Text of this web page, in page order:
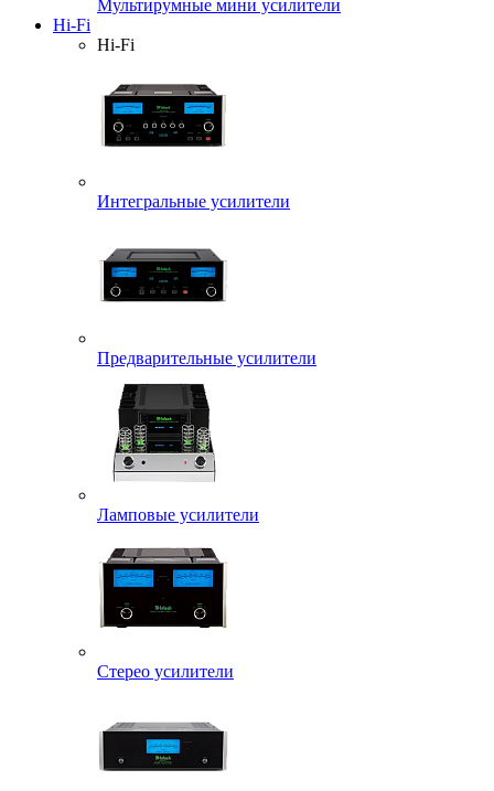
Мультирумные мини усилители
Hi-Fi
Hi-Fi
Интегральные усилители
Предварительные усилители
Ламповые усилители
Стерео усилители